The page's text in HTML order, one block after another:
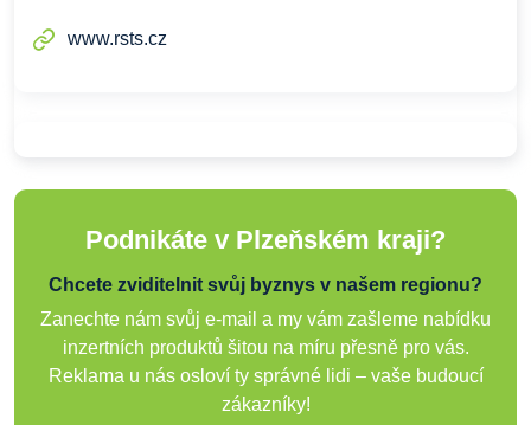
www.rsts.cz
Podnikáte v Plzeňském kraji?
Chcete zviditelnit svůj byznys v našem regionu?
Zanechte nám svůj e-mail a my vám zašleme nabídku
inzertních produktů šitou na míru přesně pro vás.
Reklama u nás osloví ty správné lidi – vaše budoucí
zákazníky!